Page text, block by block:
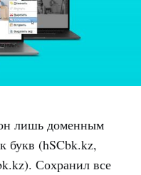
лишь доменным
букв (hSCbk.kz,
Сохранил все